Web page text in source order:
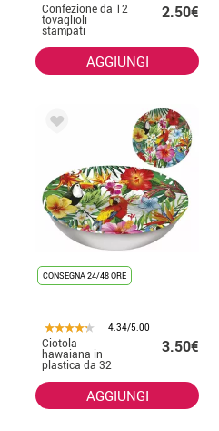
Confezione da 12
tovaglioli
stampati
hawaiani 33X33
cm
2.50€
AGGIUNGI
CONSEGNA 24/48 ORE
4.34/5.00
Ciotola
hawaiana in
plastica da 32
cm
3.50€
AGGIUNGI